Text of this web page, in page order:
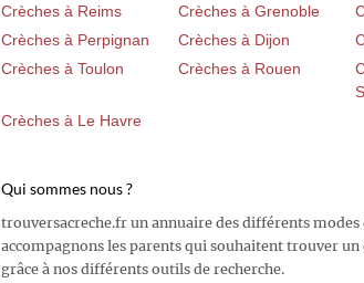
Crèches à Reims
Crèches à Grenoble
Crèches à Perpignan
Crèches à Dijon
Crèches à Toulon
Crèches à Rouen
Crèches à Le Havre
Qui sommes nous ?
trouversacreche.fr un annuaire des différents modes
accompagnons les parents qui souhaitent trouver
grâce à nos différents outils de recherche.